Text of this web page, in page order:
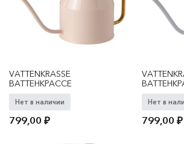
VATTENKRASSE
ВАТТЕНКРАССЕ
Нет в наличии
799,00₽
Нет в
799,00₽